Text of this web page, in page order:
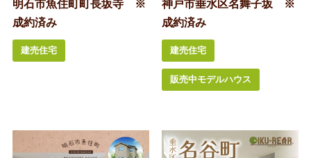
明石市魚住町町長坂寺 ※
成約済み
建売住宅
神戸市垂水区名舞子坂 ※
成約済み
建売住宅
販売中モデルハウス